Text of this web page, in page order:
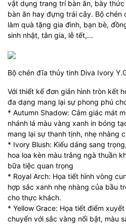
vật dụng trang trí bàn ăn, bày
bàn ăn hay đựng trái cây. Bộ
làm quà tặng gia đình, bạn bè,
sinh nhật, tân gia, lễ tết,...
Bộ chén đĩa thủy tinh Diva Ivory
Với thiết kế đơn giản hình tròn kết
đa dạng mang lại sự phong phú
* Autumn Shadow: Cảm giác mát
nhánh lá màu vàng xanh in bóng
mang lại sự thanh tịnh, nhẹ nhàng
* Ivory Blush: Kiểu dáng sang
hoa loa kèn màu trắng ngà thuần
bữa tiệc quan trọng
* Royal Arch: Họa tiết hình vòng
hợp sắc xanh nhẹ nhàng của bầu
cho thực khách.
* Yellow Grace: Họa tiết điểm
chuyển với sắc vàng nổi bật, màu